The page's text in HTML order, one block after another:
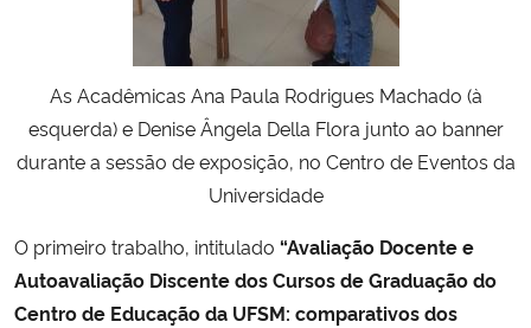
As Acadêmicas Ana Paula Rodrigues Machado (à
esquerda) e Denise Ângela Della Flora junto ao banner
durante a sessão de exposição, no Centro de Eventos da
Universidade
O primeiro trabalho, intitulado “Avaliação Docente e
Autoavaliação Discente dos Cursos de Graduação do
Centro de Educação da UFSM: comparativos dos